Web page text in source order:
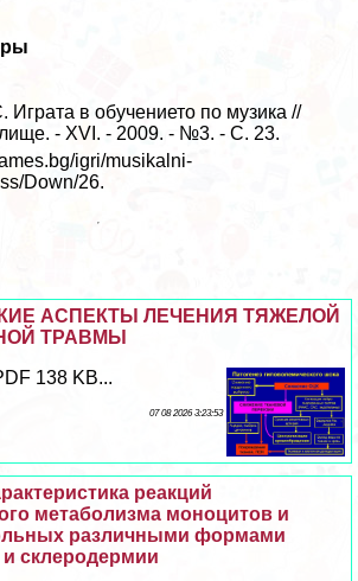
в обучението по музика //
- XVI. - 2009. - №3. - С. 23.
igri/musikalni-
Down/26.
АСПЕКТЫ ЛЕЧЕНИЯ ТЯЖЕЛОЙ
ТРАВМЫ
138 KB...
07 08 2026 3:23:53
реакций
метаболизма моноцитов и
различными формами
склеродермии